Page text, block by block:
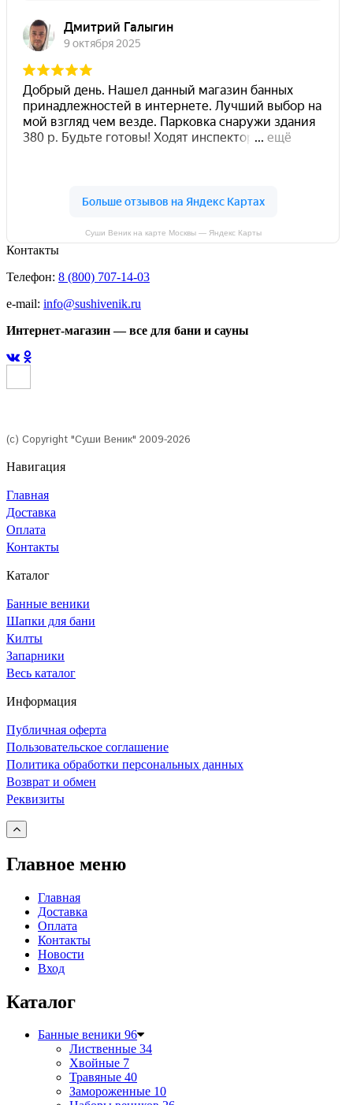
Суши Веник на карте Москвы — Яндекс Карты
Контакты
Телефон: 8 (800) 707-14-03
e-mail: info@sushivenik.ru
Интернет-магазин — все для бани и сауны
(с) Copyright "Суши Веник" 2009-2026
Навигация
Главная
Доставка
Оплата
Контакты
Каталог
Банные веники
Шапки для бани
Килты
Запарники
Весь каталог
Информация
Публичная оферта
Пользовательское соглашение
Политика обработки персональных данных
Возврат и обмен
Реквизиты
Главное меню
Главная
Доставка
Оплата
Контакты
Новости
Вход
Каталог
Банные веники 96
Лиственные 34
Хвойные 7
Травяные 40
Замороженные 10